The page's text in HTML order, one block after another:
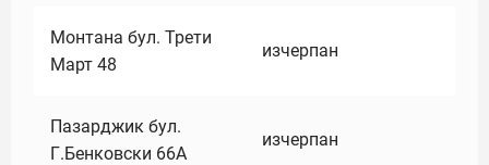
Монтана бул. Трети
Март 48
изчерпан
Пазарджик бул.
Г.Бенковски 66А
изчерпан